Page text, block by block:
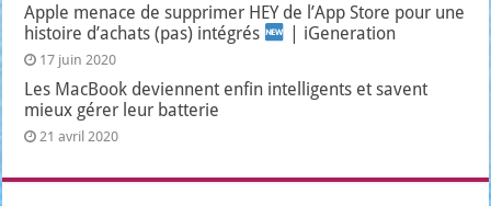
Apple menace de supprimer HEY de l’App Store pour une
histoire d’achats (pas) intégrés
| iGeneration
17 juin 2020
Les MacBook deviennent enfin intelligents et savent
mieux gérer leur batterie
21 avril 2020